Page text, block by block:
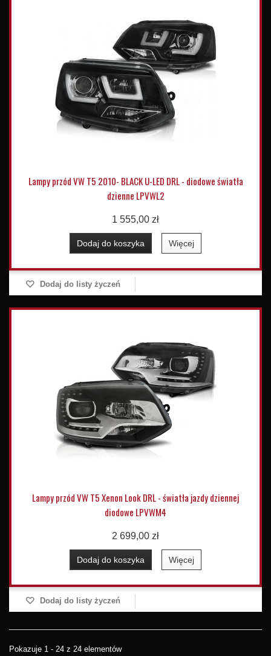
Lampy przód VW T5 2010- BLACK U-LED DRL - diodowe światła
dzienne LPVWL2
1 555,00 zł
Dodaj do koszyka Więcej
Dodaj do listy życzeń
Lampy przód VW T5 Xenon Look DRL - światła jazdy dziennej
diodowe LPVWM4
2 699,00 zł
Dodaj do koszyka Więcej
Dodaj do listy życzeń
Pokazuje 1 - 24 z 24 elementów